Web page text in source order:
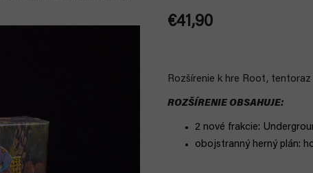
€41,90
Rozšírenie k hre Root,
ROZŠÍRENIE OBSAHUJE:
2 nové frakcie:
obojstranný herný plán: